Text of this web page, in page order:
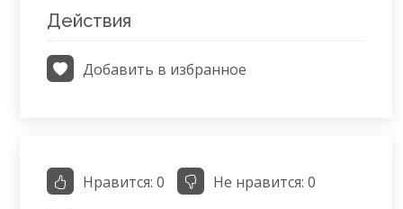
Действия
Добавить в избранное
Нравится: 0 Не нравится: 0